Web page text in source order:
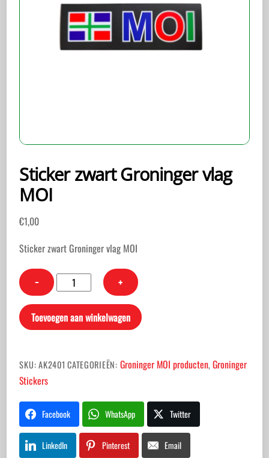
Sticker zwart Groninger vlag
MOI
€1,00
Sticker zwart Groninger vlag MOI
−
Sticker
zwart
Groninger
vlag
+
Toevoegen aan winkelwagen
SKU:AK2401 CATEGORIEËN: Groninger MOI producten,Groninger
Stickers
Facebook WhatsApp Twitter
LinkedIn Pinterest Email